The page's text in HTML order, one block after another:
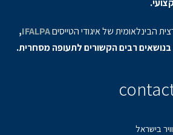
הבינלאומית של איגודי הטייסיםIFALPA
,
בנושאים רבים הקשורים לתעופה מסחרית.
בישראל